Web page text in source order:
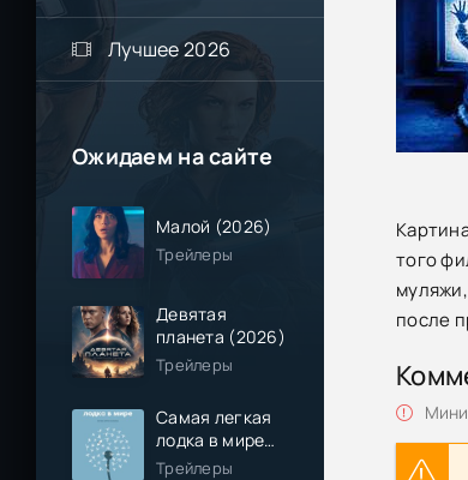
Лучшее 2026
Ожидаем на сайте
Малой (2026)
Трейлеры
Девятая
планета (2026)
Трейлеры
Самая легкая
лодка в мире
(2026)
Трейлеры
того
после